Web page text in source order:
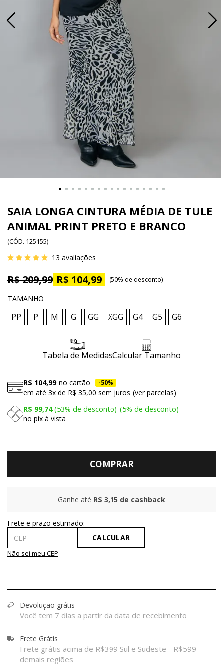
SAIA LONGA CINTURA MÉDIA DE TULE
ANIMAL PRINT PRETO E BRANCO
(CÓD. 125155)
13 avaliações
R$ 209,99 R$ 104,99 50% de desconto
TAMANHO
PP P M G GG XGG G4 G5 G6
Tabela de MedidasCalcular Tamanho
R$ 104,99 no cartão 50%
em até 3x de R$ 35,00 sem juros ver parcelas
R$ 99,74
no pix à vista
53% de desconto 5% de desconto
COMPRAR
Ganhe até R$ 3,15 de cashback
Não sei meu CEP
CALCULAR
Devolução grátis
Você tem 7 dias a partir da data de recebimento
Frete Grátis
Frete grátis acima de R$399 Sul e Sudeste - R$599
demais regiões